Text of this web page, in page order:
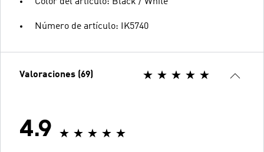
Número de artículo: IK5740
Valoraciones (69)
4.9